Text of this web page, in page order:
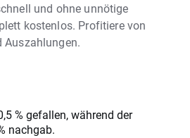
und ohne unnötige
kostenlos. Profitiere von
Auszahlungen.
% gefallen, während der
nachgab.